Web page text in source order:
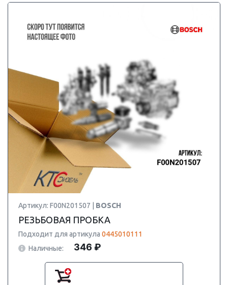
Артикул: F00N201507 | BOSCH
РЕЗЬБОВАЯ ПРОБКА
Подходит для артикула 0445010111
Наличные:
346 ₽